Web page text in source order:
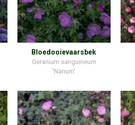
Bloedooievaarsbek
Geranium sanguineum
'Nanum'